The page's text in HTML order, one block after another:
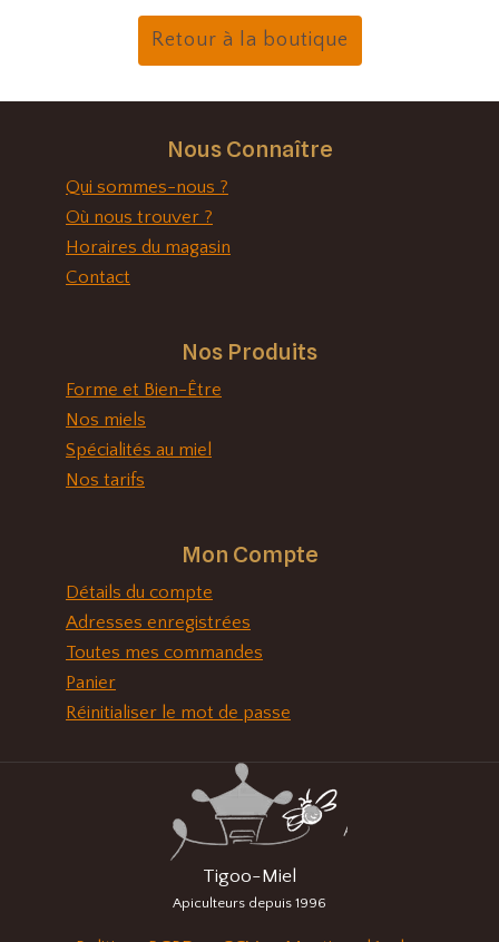
Retour à la boutique
Nous Connaître
Qui sommes-nous ?
Où nous trouver ?
Horaires du magasin
Contact
Nos Produits
Forme et Bien-Être
Nos miels
Spécialités au miel
Nos tarifs
Mon Compte
Détails du compte
Adresses enregistrées
Toutes mes commandes
Panier
Réinitialiser le mot de passe
Tigoo-Miel
Apiculteurs depuis 1996